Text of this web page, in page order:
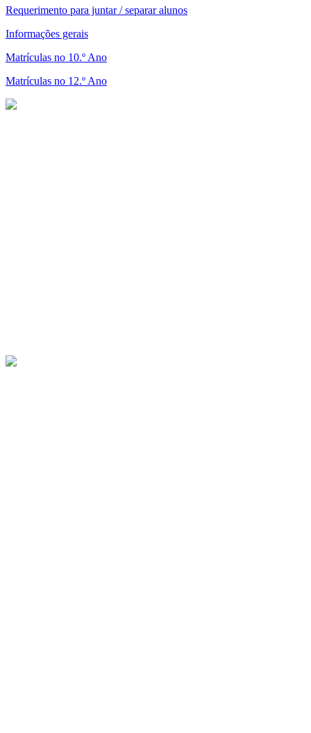
Requerimento para juntar / separar alunos
Informações gerais
Matrículas no 10.º Ano
Matrículas no 12.º Ano